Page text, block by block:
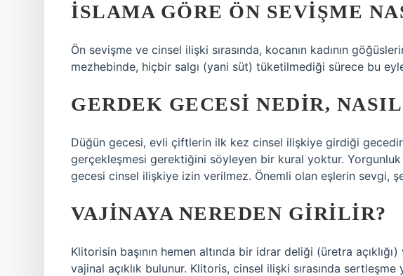
İSLAMA GÖRE ÖN SEVIŞME
Ön sevişme ve cinsel ilişki sırasında, kocanın kadının
mezhebinde, hiçbir salgı (yani süt) tüketilmediği sürece bu
GERDEK GECESI NEDIR,
Düğün gecesi, evli çiftlerin ilk kez cinsel ilişkiye girdiği
gerçekleşmesi gerektiğini söyleyen bir kural yoktur.
gecesi cinsel ilişkiye izin verilmez. Önemli olan eşlerin sevgi,
VAJINAYA NEREDEN GIRILIR?
Klitorisin başının hemen altında bir idrar deliği (üretra
vajinal açıklık bulunur. Klitoris, cinsel ilişki sırasında